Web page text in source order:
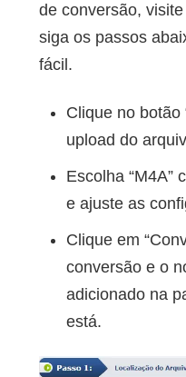
de conversão,
siga os passos
fácil.
Clique no botão
upload do
Escolha “M4A”
e ajuste as
Clique em
conversão e o
adicionado na
está.